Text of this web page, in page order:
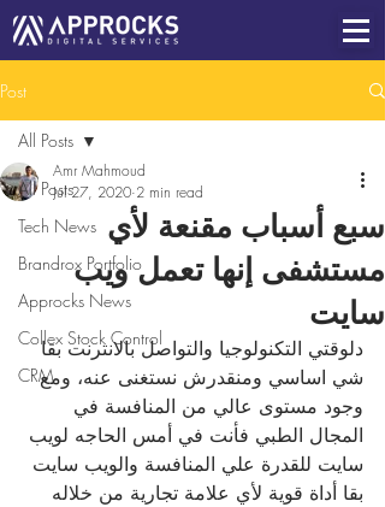
Post
All Posts
Tech News
Brandrox Portfolio
Approcks News
Collex Stock Control
CRM
All Posts
سبع أسباب مقنعة لأي
مستشفى إنها تعمل ويب
سايت
Amr Mahmoud
Jul 27, 2020 2 min read
دلوقتي التكنولوجيا والتواصل بالانترنت بقا
شي اساسي ومنقدرش نستغنى عنه، ومع
وجود مستوى عالي من المنافسة في
المجال الطبي فأنت في أمس الحاجه لويب
سايت للقدرة علي المنافسة والويب سايت
بقا أداة قوية لأي علامة تجارية من خلاله